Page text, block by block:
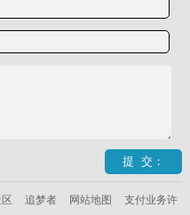
追梦者 网站地图
支付业务许